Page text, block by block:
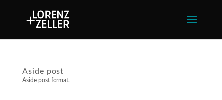
Aside post
Aside post format.